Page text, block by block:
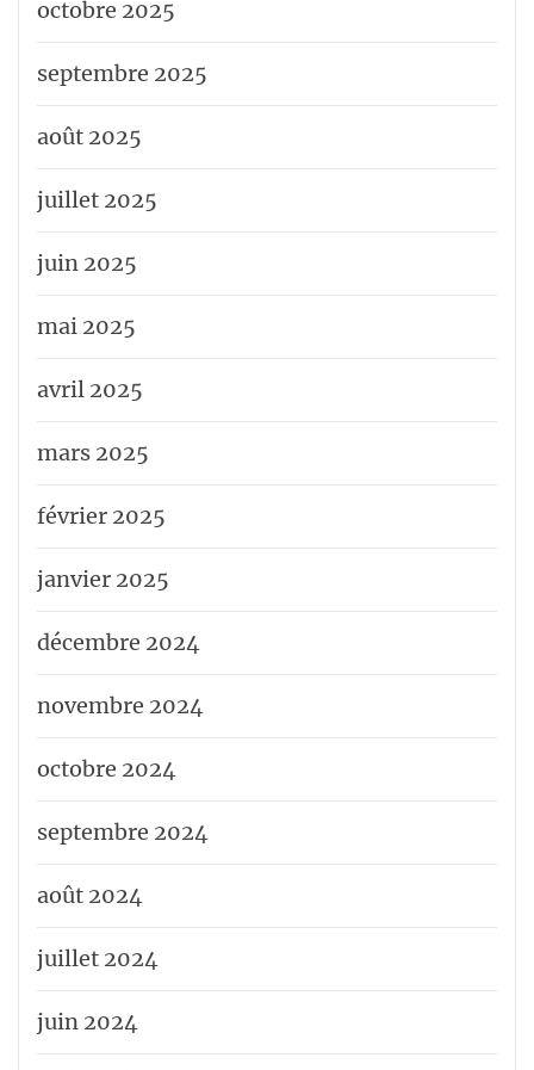
octobre 2025
septembre 2025
août 2025
juillet 2025
juin 2025
mai 2025
avril 2025
mars 2025
février 2025
janvier 2025
décembre 2024
novembre 2024
octobre 2024
septembre 2024
août 2024
juillet 2024
juin 2024